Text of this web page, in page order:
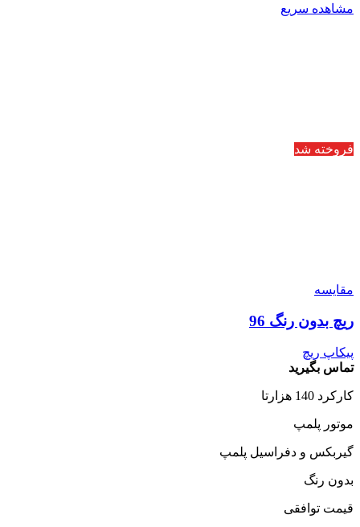
مشاهده سریع
فروخته شد
مقایسه
ریچ بدون رنگ 96
پیکاپ ریچ
تماس بگیرید
کارکرد 140 هزارتا
موتور پلمپ
گیربکس و دفراسیل پلمپ
بدون رنگ
قیمت توافقی